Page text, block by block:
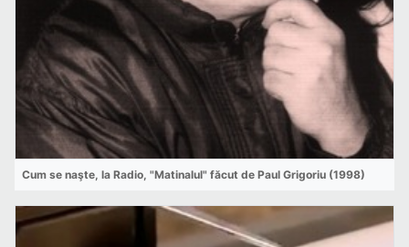
Cum se naşte, la Radio, "Matinalul" făcut de Paul Grigoriu (1998)